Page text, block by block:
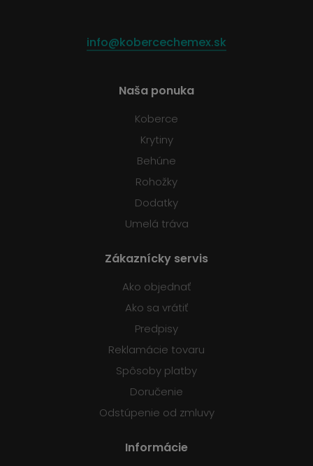
info@kobercechemex.sk
Naša ponuka
Koberce
Krytiny
Behúne
Rohožky
Dodatky
Umelá tráva
Zákaznícky servis
Ako objednať
Ako sa vrátiť
Predpisy
Reklamácie tovaru
Spôsoby platby
Doručenie
Odstúpenie od zmluvy
Informácie